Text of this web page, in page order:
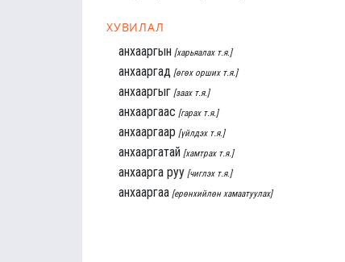
ХУВИЛАЛ
анхааргын [харьяалах т.я.]
анхааргад [өгөх орших т.я.]
анхааргыг [заах т.я.]
анхааргаас [гарах т.я.]
анхааргаар [үйлдэх т.я.]
анхааргатай [хамтрах т.я.]
анхаарга руу [чиглэх т.я.]
анхааргаа [ерөнхийлөн хамаатуулах]